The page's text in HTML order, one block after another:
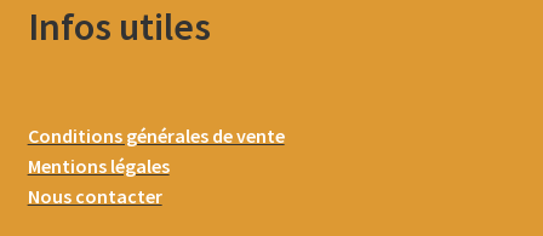
Infos utiles
Conditions générales de vente
Mentions légales
Nous contacter